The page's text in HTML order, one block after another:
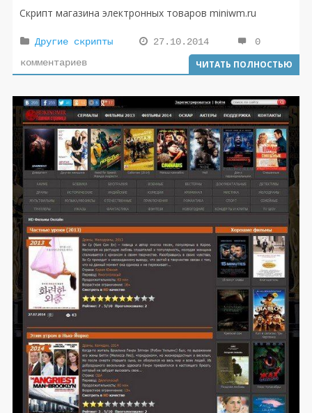
Скрипт магазина электронных товаров miniwm.ru
Другие скрипты 27.10.2014
0
комментариев
ЧИТАТЬ ПОЛНОСТЬЮ